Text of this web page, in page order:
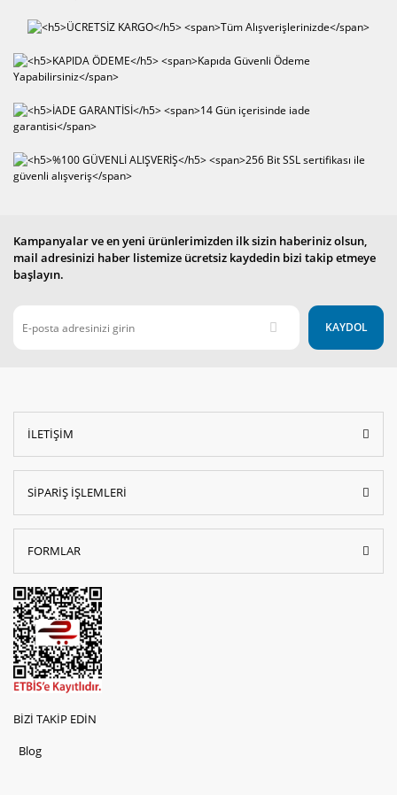
Kampanyalar ve en yeni ürünlerimizden ilk sizin haberiniz olsun,
mail adresinizi haber listemize ücretsiz kaydedin bizi takip etmeye
başlayın.
KAYDOL
İLETİŞİM
SİPARİŞ İŞLEMLERİ
FORMLAR
BİZİ TAKİP EDİN
Blog